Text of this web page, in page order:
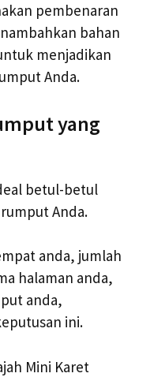
pembenaran
bahan
menjadikan
Anda.
yang
betul-betul
Anda.
anda, jumlah
halaman anda,
anda,
ini.
Mini Karet